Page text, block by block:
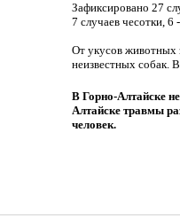
Зафиксировано 27
7 случаев чесотки, 6
От укусов животных
неизвестных собак.
В Горно-Алтайске
Алтайске травмы
человек.